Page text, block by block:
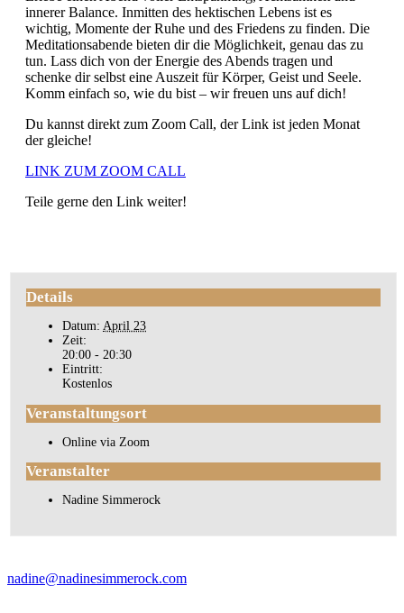
innerer Balance. Inmitten des hektischen Lebens ist es
wichtig, Momente der Ruhe und des Friedens zu finden. Die
Meditationsabende bieten dir die Möglichkeit, genau das zu
tun. Lass dich von der Energie des Abends tragen und
schenke dir selbst eine Auszeit für Körper, Geist und Seele.
Komm einfach so, wie du bist – wir freuen uns auf dich!
Du kannst direkt zum Zoom Call, der Link ist jeden Monat
der gleiche!
LINK ZUM ZOOM CALL
Teile gerne den Link weiter!
Details
Datum: April 23
Zeit:
20:00 - 20:30
Eintritt:
Kostenlos
Veranstaltungsort
Online via Zoom
Veranstalter
Nadine Simmerock
nadine@nadinesimmerock.com